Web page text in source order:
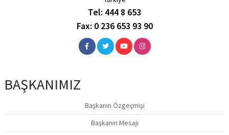
Tel: 444 8 653
Fax: 0 236 653 93 90
BAŞKANIMIZ
Başkanın Özgeçmişi
Başkanın Mesajı